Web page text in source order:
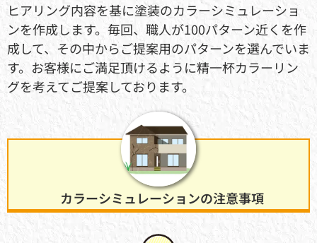
ヒアリング内容を基に塗装のカラーシミュレーショ
ンを作成します。毎回、職人が100パターン近くを作
成して、その中からご提案用のパターンを選んでいま
す。お客様にご満足頂けるように精一杯カラーリン
グを考えてご提案しております。
カラーシミュレーションの注意事項